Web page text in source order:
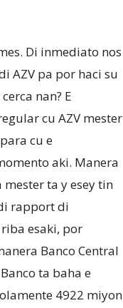
Di inmediato nos
AZV pa por haci su
nan? E
cu AZV mester
cu e
aki. Manera
ta y esey tin
rapport di
esaki, por
Banco Central
ta baha e
4922 miyon